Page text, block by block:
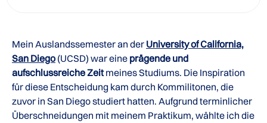
Mein Auslandssemester an der University of California,
San Diego (UCSD) war eine prägende und
aufschlussreiche Zeitmeines Studiums. Die Inspiration
für diese Entscheidung kam durch Kommilitonen, die
zuvor in San Diego studiert hatten. Aufgrund terminlicher
Überschneidungen mit meinem Praktikum, wählte ich die